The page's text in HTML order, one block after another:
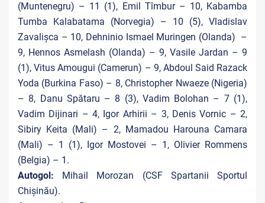
(Muntenegru) – 11 (1), Emil Tîmbur – 10, Kabamba
Tumba Kalabatama (Norvegia) – 10 (5), Vladislav
Zavalișca – 10, Dehninio Ismael Muringen (Olanda) –
9, Hennos Asmelash (Olanda) – 9, Vasile Jardan – 9
(1), Vitus Amougui (Camerun) – 9, Abdoul Said Razack
Yoda (Burkina Faso) – 8, Christopher Nwaeze (Nigeria)
– 8, Danu Spătaru – 8 (3), Vadim Bolohan – 7 (1),
Vadim Dijinari – 4, Igor Arhirii – 3, Denis Vornic – 2,
Sibiry Keita (Mali) – 2, Mamadou Harouna Camara
(Mali) – 1 (1), Igor Mostovei – 1, Olivier Rommens
(Belgia) – 1.
Autogol: Mihail Morozan (CSF Spartanii Sportul
Chișinău).